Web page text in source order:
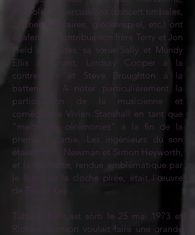
flageolet et percussions (concert timbales,
cloches tubulaires, glockenspiel, etc.) ont
également contribué son frère Terry et Jon
Field aux flûtes, sa sœur Sally et Mundy
Ellis au chant, Lindsay Cooper à la
contrebasse et Steve Broughton à la
batterie. . A noter particulièrement la
participation de la musicienne et
comédienne Vivian Stanshall en tant que
"maître de cérémonies" à la fin de la
première partie. Les ingénieurs du son
étaient Tom Newman et Simon Heyworth,
et la pochette, rendue emblématique par
le logo de la cloche pliée, était l'œuvre
de Trevor Key.
Tubular Bells est sorti le 25 mai 1973 et
Richard Branson voulait faire une grande